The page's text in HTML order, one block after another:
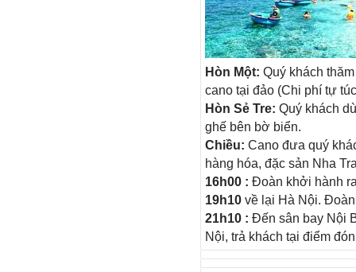
Hòn Một: Quý khách
cano tại đảo (Chi phí tự
Hòn Sẻ Tre: Quý khách
ghế bên bờ biển.
Chiều: Cano đưa quý
hàng hóa, đặc sản Nha
16h00 : Đoàn khởi hành
19h10 về lại Hà Nội.
21h10 : Đến sân bay Nội
Nội, trả khách tại điểm